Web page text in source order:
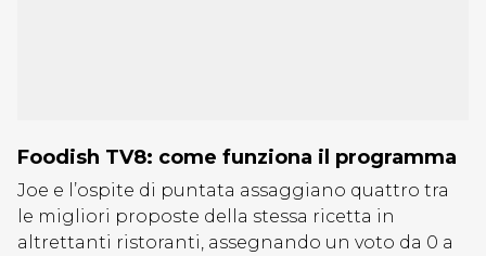
Foodish TV8: come funziona il programma
Joe e l’ospite di puntata assaggiano quattro tra
le migliori proposte della stessa ricetta in
altrettanti ristoranti, assegnando un voto da 0 a